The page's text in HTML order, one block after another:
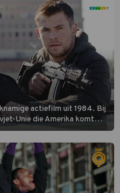
actiefilm uit 1984. Bij
Unie die Amerika komt
Korea de vijanden.